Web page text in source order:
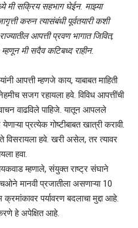
मी सक्रिय सहभाग घेईन. माझ्या
करुन त्यासंबंधी पूर्वतयारी कशी
आपत्ती प्रवण भागात जिवित,
म्हणून मी सदैव कटिबध्द राहीन.
आपत्ती म्हणजे काय, याबाबत माहिती
सजग रहायला हवे. विविध आपत्तींची
वाढविले पाहिजे. यातून आपलले
प्रत्येक गोष्टीबाबत खात्री करावी.
विसरायला हवे. खरी असेल, तर त्यावर
हवा.
म्हणाले, संयुक्त राष्ट्र संघाने
मानवी प्रजातीला असणाऱ्या 10
पर्यावरण बदलाचा मुद्दा आहे.
हे अपेक्षित आहे.